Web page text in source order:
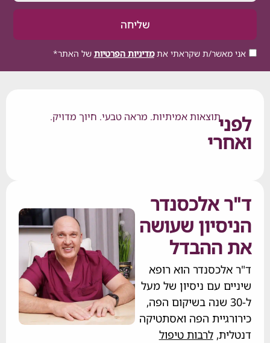
ת שקראתי אתמדיניות הפרטיותשל האתר*
תוצאות אמיתיות. מראה טבעי. חיוך מדויק.
אלכסנדר
שעושה
הוא רופא
עם ניסיון של מעל
30 שנה בשיקום הפה,
הפה ואסתטיקה
לרבות טיפול